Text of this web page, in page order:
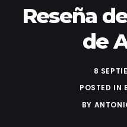
Reseña
de
8
POSTED IN
BY